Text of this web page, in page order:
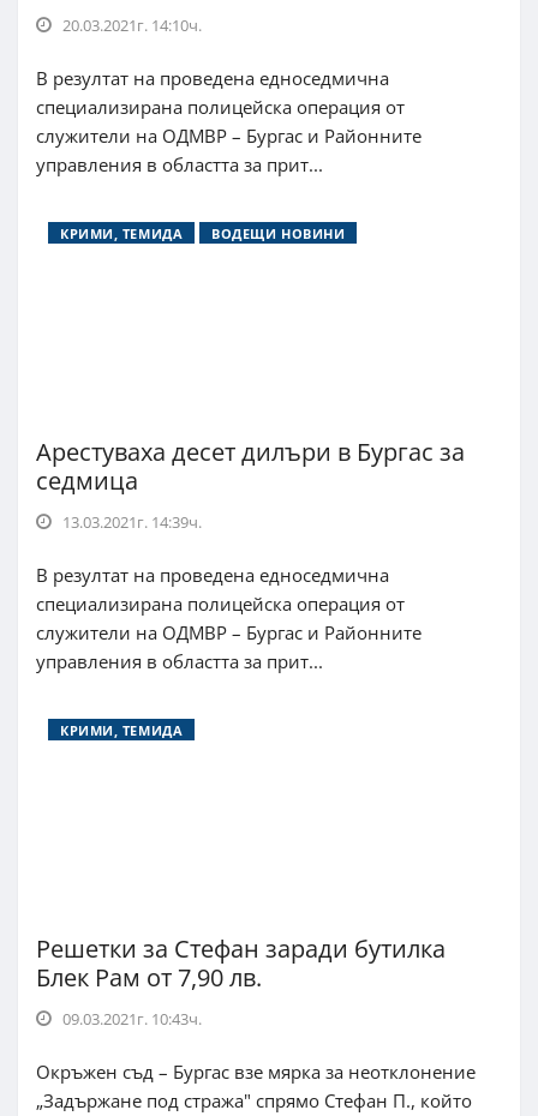
20.03.2021г. 14:10ч.
В резултат на проведена едноседмична
специализирана полицейска операция от
служители на ОДМВР – Бургас и Районните
управления в областта за прит...
КРИМИ, ТЕМИДА ВОДЕЩИ НОВИНИ
Арестуваха десет дилъри в Бургас за
седмица
13.03.2021г. 14:39ч.
В резултат на проведена едноседмична
специализирана полицейска операция от
служители на ОДМВР – Бургас и Районните
управления в областта за прит...
КРИМИ, ТЕМИДА
Решетки за Стефан заради бутилка
Блек Рам от 7,90 лв.
09.03.2021г. 10:43ч.
Окръжен съд – Бургас взе мярка за неотклонение
„Задържане под стража" спрямо Стефан П., който